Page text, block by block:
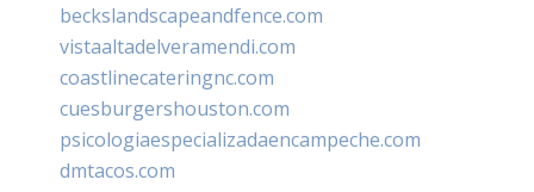
beckslandscapeandfence.com
vistaaltadelveramendi.com
coastlinecateringnc.com
cuesburgershouston.com
psicologiaespecializadaencampeche.com
dmtacos.com